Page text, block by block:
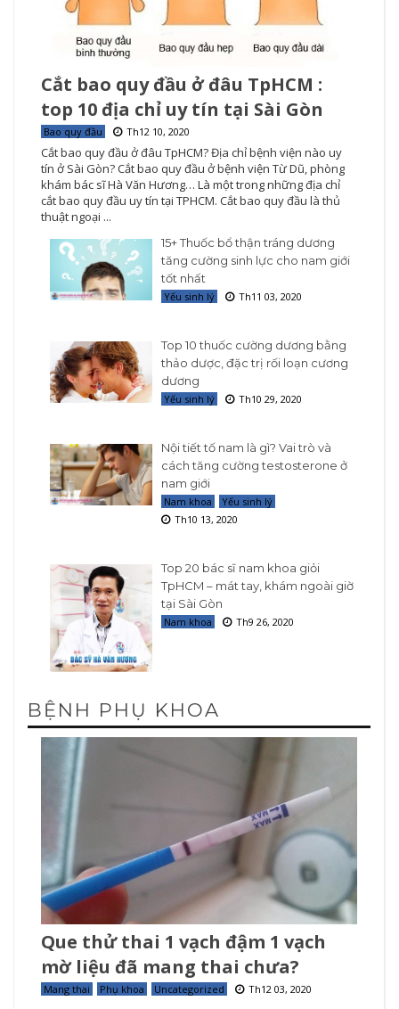
Cắt bao quy đầu ở đâu TpHCM :
top 10 địa chỉ uy tín tại Sài Gòn
Bao quy đầu Th12 10, 2020
Cắt bao quy đầu ở đâu TpHCM? Địa chỉ bệnh viện nào uy
tín ở Sài Gòn? Cắt bao quy đầu ở bệnh viện Từ Dũ, phòng
khám bác sĩ Hà Văn Hương… Là một trong những địa chỉ
cắt bao quy đầu uy tín tại TPHCM. Cắt bao quy đầu là thủ
thuật ngoại ...
15+ Thuốc bổ thận tráng dương
tăng cường sinh lực cho nam giới
tốt nhất
Yếu sinh lý Th11 03, 2020
Top 10 thuốc cường dương bằng
thảo dược, đặc trị rối loạn cương
dương
Yếu sinh lý Th10 29, 2020
Nội tiết tố nam là gì? Vai trò và
cách tăng cường testosterone ở
nam giới
Nam khoa
Yếu sinh lý
Th10 13, 2020
Top 20 bác sĩ nam khoa giỏi
TpHCM – mát tay, khám ngoài giờ
tại Sài Gòn
Nam khoa Th9 26, 2020
BỆNH PHỤ KHOA
Que thử thai 1 vạch đậm 1 vạch
mờ liệu đã mang thai chưa?
Mang thai Phụ khoa Uncategorized Th12 03, 2020